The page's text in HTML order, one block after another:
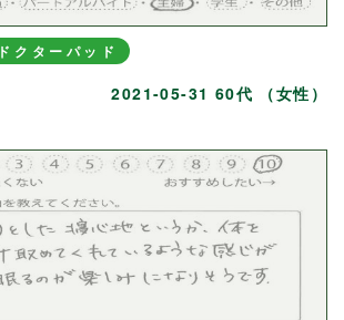
ドクターパッド
2021-05-31 60代 （女性）